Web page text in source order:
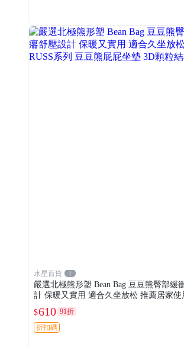
水星百貨 1
嚴選北極熊形塑 Bean Bag 豆豆熊臀部緩
計 保暖又實用 適合久坐放松 推薦居家使
熊屁屁坐墊 3D顆粒結構
$610 91折
折扣碼